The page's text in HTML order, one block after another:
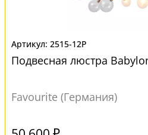
2515-12P
Подвесная люстра
Favourite (Германия)